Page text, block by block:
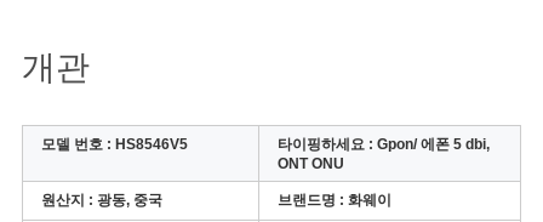
개관
모델 번호 : HS8546V5 타이핑하세요 : Gpon/ 에폰 5 dbi,
ONT ONU
원산지 : 광동, 중국 브랜드명 : 화웨이